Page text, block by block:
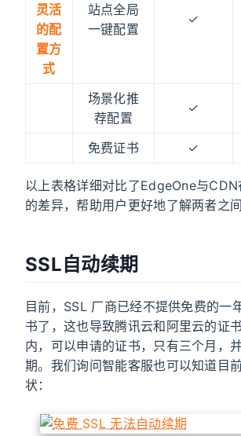
灵活
的配
置方
式
站点全局
一键配置
✓
场景化推
荐配置
✓
免费证书 ✓
以上表格详细对比了EdgeOne与CDN
的差异，帮助用户更好地了解两者之间
SSL自动续期
目前，SSL 厂商已经不提供免费的一
书了，这也导致腾讯云和阿里云的证
内，可以申请的证书，只有三个月，
期。我们询问智能客服也可以知道目
状：